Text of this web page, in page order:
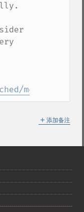
memcached/
＋ 添加备注